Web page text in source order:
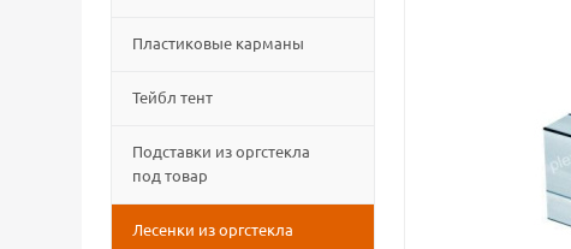
Пластиковые карманы
Тейбл тент
Подставки из оргстекла
под товар
Лесенки из оргстекла